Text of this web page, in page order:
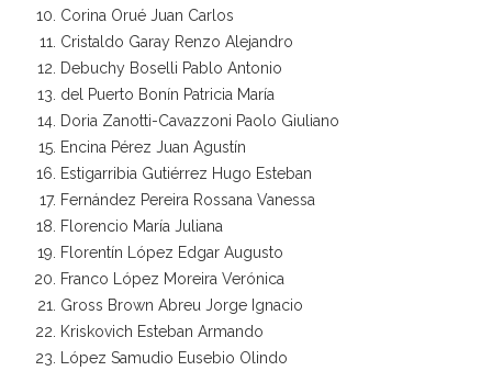
Corina Orué Juan Carlos
Cristaldo Garay Renzo Alejandro
Debuchy Boselli Pablo Antonio
del Puerto Bonín Patricia María
Doria Zanotti-Cavazzoni Paolo Giuliano
Encina Pérez Juan Agustín
Estigarribia Gutiérrez Hugo Esteban
Fernández Pereira Rossana Vanessa
Florencio María Juliana
Florentín López Edgar Augusto
Franco López Moreira Verónica
Gross Brown Abreu Jorge Ignacio
Kriskovich Esteban Armando
López Samudio Eusebio Olindo